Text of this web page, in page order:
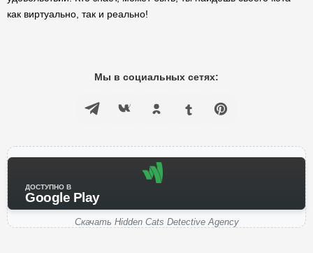
как виртуально, так и реально!
Мы в социальных сетях:
ДОСТУПНО В
Google Play
Скачать Hidden Cats Detective Agency